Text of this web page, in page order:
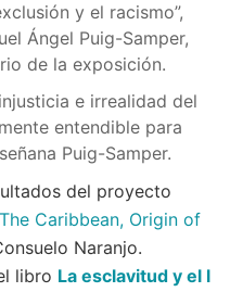
y el racismo”,
Ángel Puig-Samper,
de la exposición.
e irrealidad del
entendible para
Puig-Samper.
del proyecto
Caribbean, Origin of
Naranjo.
libro La esclavitud y el l